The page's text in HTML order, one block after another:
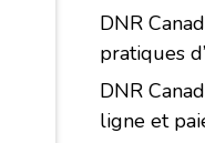
DNR
pratiques
DNR
ligne et